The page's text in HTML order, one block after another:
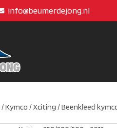
info@beumerdejong.nl
/Kymco /Xciting / Beenkleed